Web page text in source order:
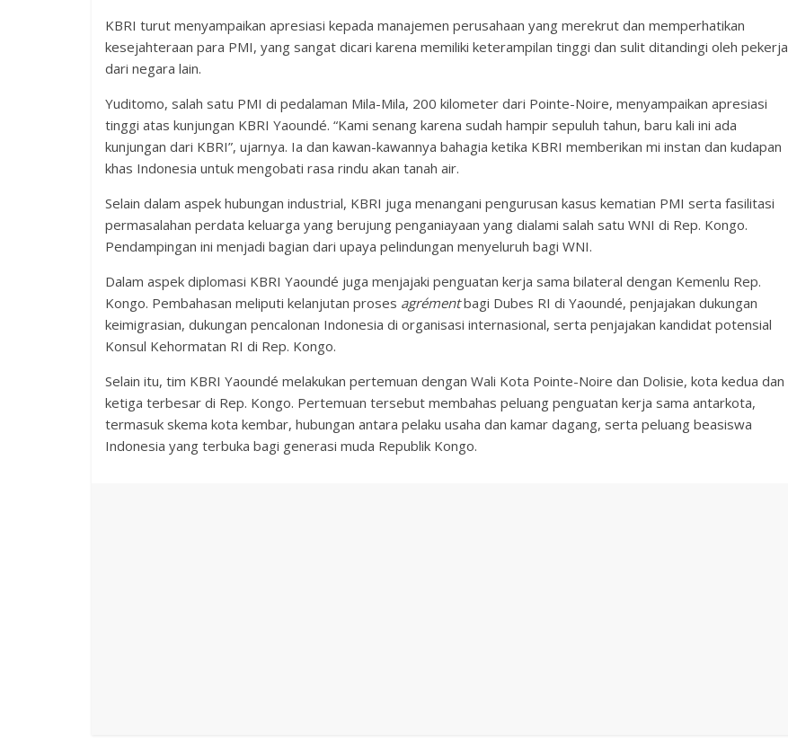
KBRI turut menyampaikan apresiasi kepada manajemen perusahaan yang merekrut dan memperhatikan
kesejahteraan para PMI, yang sangat dicari karena memiliki keterampilan tinggi dan sulit ditandingi oleh pekerja
dari negara lain.
Yuditomo, salah satu PMI di pedalaman Mila-Mila, 200 kilometer dari Pointe-Noire, menyampaikan apresiasi
tinggi atas kunjungan KBRI Yaoundé. “Kami senang karena sudah hampir sepuluh tahun, baru kali ini ada
kunjungan dari KBRI”, ujarnya. Ia dan kawan-kawannya bahagia ketika KBRI memberikan mi instan dan kudapan
khas Indonesia untuk mengobati rasa rindu akan tanah air.
Selain dalam aspek hubungan industrial, KBRI juga menangani pengurusan kasus kematian PMI serta fasilitasi
permasalahan perdata keluarga yang berujung penganiayaan yang dialami salah satu WNI di Rep. Kongo.
Pendampingan ini menjadi bagian dari upaya pelindungan menyeluruh bagi WNI.
Dalam aspek diplomasi KBRI Yaoundé juga menjajaki penguatan kerja sama bilateral dengan Kemenlu Rep.
Kongo. Pembahasan meliputi kelanjutan proses agrémentbagi Dubes RI di Yaoundé, penjajakan dukungan
keimigrasian, dukungan pencalonan Indonesia di organisasi internasional, serta penjajakan kandidat potensial
Konsul Kehormatan RI di Rep. Kongo.
Selain itu, tim KBRI Yaoundé melakukan pertemuan dengan Wali Kota Pointe-Noire dan Dolisie, kota kedua dan
ketiga terbesar di Rep. Kongo. Pertemuan tersebut membahas peluang penguatan kerja sama antarkota,
termasuk skema kota kembar, hubungan antara pelaku usaha dan kamar dagang, serta peluang beasiswa
Indonesia yang terbuka bagi generasi muda Republik Kongo.